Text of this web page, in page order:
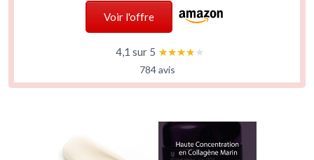
Voir l'offre
4,1 sur 5 ★★★★★
★★★★★
784 avis